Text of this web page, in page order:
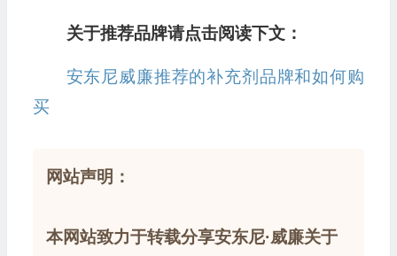
关于推荐品牌请点击阅读下文：
安东尼威廉推荐的补充剂品牌和如何购
买
网站声明：
本网站致力于转载分享安东尼·威廉关于